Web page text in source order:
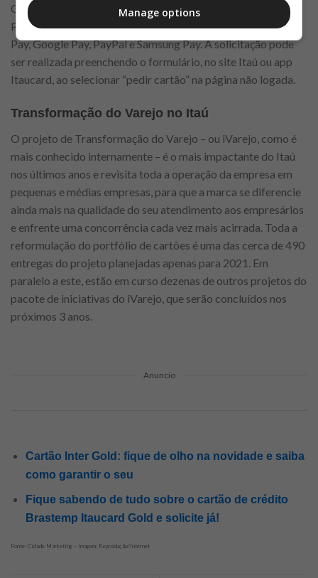
O Uniclass Visa Signature possui a tecnologia Aproxime e
Pague (NFC) e é compatível com as carteiras digitais Apple
Pay, Google Pay, PayPal e Samsung Pay. A solicitação pode
ser realizada preenchendo o formulário, no site Itaú ou app
Itaucard, ao selecionar “pedir cartão” na página não logada.
Transformação do Varejo no Itaú
O projeto de Transformação do Varejo – ou iVarejo, como é
mais conhecido internamente – é o mais impactante do Itaú
nos últimos anos e revisita toda a operação da empresa em
pequenas e médias empresas, para que a marca se diferencie
ainda mais na qualidade do seu atendimento aos empresários
e enfrente uma concorrência cada vez mais acirrada. Toda a
reformulação do portfólio de cartões é uma das cerca de 490
entregas do projeto planejadas apenas para 2021. Em
paralelo a este, estão em curso dezenas de outros projetos do
pacote de iniciativas do iVarejo, que serão concluídos nos
próximos 3 anos.
Anuncio
Cartão Inter Gold: fique de olho na novidade e saiba
como garantir o seu
Fique sabendo de tudo sobre o cartão de crédito
Brastemp Itaucard Gold e solicite já!
Fonte: Cidade Marketing – Imagem: Reprodução/Internet
Manage options